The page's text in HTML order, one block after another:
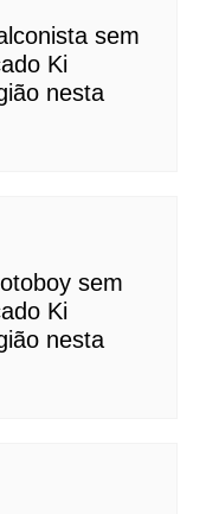
sem
Ki
nesta
sem
Ki
nesta